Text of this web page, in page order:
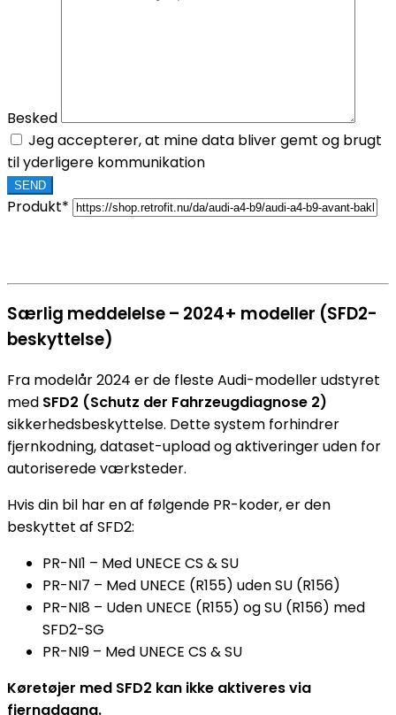
Besked
Jeg accepterer, at mine data bliver gemt og brugt
til yderligere kommunikation
Produkt*
Særlig meddelelse – 2024+ modeller (SFD2-
beskyttelse)
Fra modelår 2024 er de fleste Audi-modeller udstyret
med SFD2 (Schutz der Fahrzeugdiagnose 2)
sikkerhedsbeskyttelse. Dette system forhindrer
fjernkodning, dataset-upload og aktiveringer uden for
autoriserede værksteder.
Hvis din bil har en af følgende PR-koder, er den
beskyttet af SFD2:
PR-NI1 – Med UNECE CS & SU
PR-NI7 – Med UNECE (R155) uden SU (R156)
PR-NI8 – Uden UNECE (R155) og SU (R156) med
SFD2-SG
PR-NI9 – Med UNECE CS & SU
Køretøjer med SFD2 kan ikke aktiveres via
fjernadgang.